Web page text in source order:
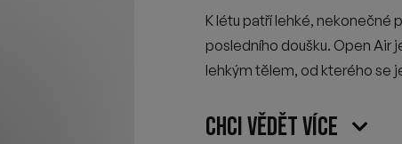
K létu patří lehké, nekonečné
posledního doušku. Open Air
lehkým tělem, od kterého se
Chci vědět více